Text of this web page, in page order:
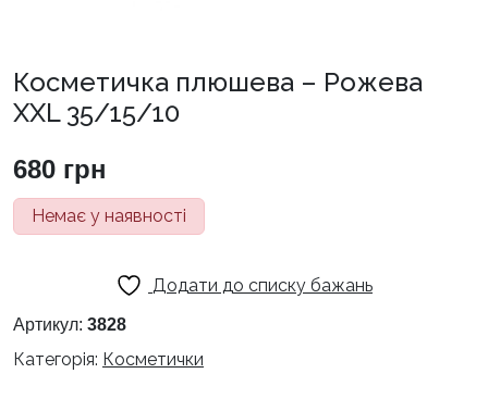
Косметичка плюшева – Рожева
XXL 35/15/10
680 грн
Немає у наявності
Додати до списку бажань
Артикул: 3828
Категорія: Косметички